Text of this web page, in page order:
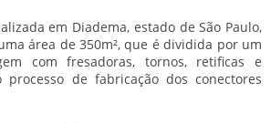
em Diadema, estado de São Paulo,
área de 350m², que é dividida por um
com fresadoras, tornos, retificas e
de fabricação dos conectores